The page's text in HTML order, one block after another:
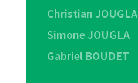
Christian JOUGLA
Simone JOUGLA
Gabriel BOUDET